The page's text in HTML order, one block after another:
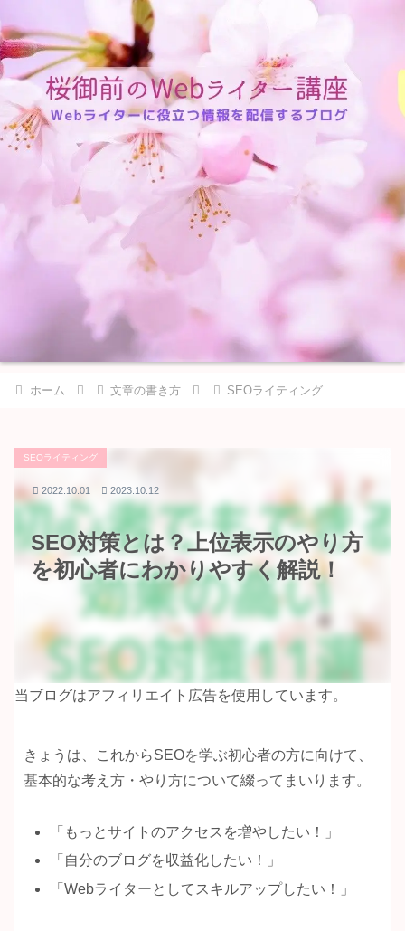
ホーム 文章の書き方 SEOライティング
SEO対策とは？上位表示のやり方
を初心者にわかりやすく解説！
SEOライティング
2022.10.01 2023.10.12
当ブログはアフィリエイト広告を使用しています。
きょうは、これからSEOを学ぶ初心者の方に向けて、
基本的な考え方・やり方について綴ってまいります。
「もっとサイトのアクセスを増やしたい！」
「自分のブログを収益化したい！」
「Webライターとしてスキルアップしたい！」